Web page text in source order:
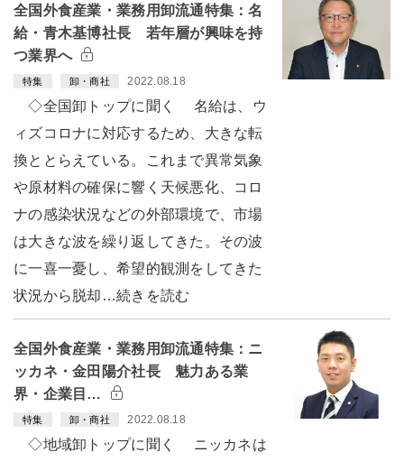
全国外食産業・業務用卸流通特集：名
給・青木基博社長 若年層が興味を持
つ業界へ
特集 卸・商社 2022.08.18
◇全国卸トップに聞く 名給は、ウ
ィズコロナに対応するため、大きな転
換ととらえている。これまで異常気象
や原材料の確保に響く天候悪化、コロ
ナの感染状況などの外部環境で、市場
は大きな波を繰り返してきた。その波
に一喜一憂し、希望的観測をしてきた
状況から脱却…続きを読む
全国外食産業・業務用卸流通特集：ニ
ッカネ・金田陽介社長 魅力ある業
界・企業目…
特集 卸・商社 2022.08.18
◇地域卸トップに聞く ニッカネは